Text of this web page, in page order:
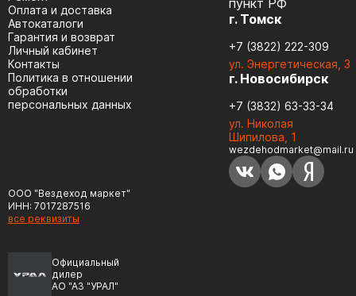
ООО "Вездеход маркет"
ИНН: 7017287516
все реквизиты
Официальный
дилер
АО "АЗ "УРАЛ"
Оплата и доставка
Автокаталоги
Гарантия и возврат
Личный кабинет
Контакты
Политика в отношении
обработки
персональных данных
пункт РФ
г. Томск
+7 (3822) 222-309
ул. Энергетическая, 3
г. Новосибирск
+7 (3832) 63-33-34
ул. Николая
Шипилова, 1
wezdehodmarket@mail.ru